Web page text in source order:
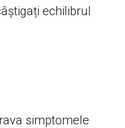
echilibrul
simptomele